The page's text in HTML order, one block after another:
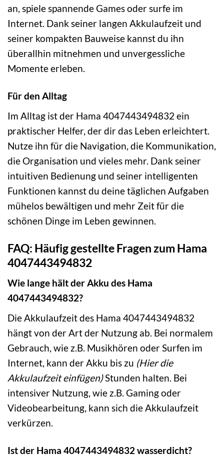
an, spiele spannende Games oder surfe im
Internet. Dank seiner langen Akkulaufzeit und
seiner kompakten Bauweise kannst du ihn
überallhin mitnehmen und unvergessliche
Momente erleben.
Für den Alltag
Im Alltag ist der Hama 4047443494832 ein
praktischer Helfer, der dir das Leben erleichtert.
Nutze ihn für die Navigation, die Kommunikation,
die Organisation und vieles mehr. Dank seiner
intuitiven Bedienung und seiner intelligenten
Funktionen kannst du deine täglichen Aufgaben
mühelos bewältigen und mehr Zeit für die
schönen Dinge im Leben gewinnen.
FAQ: Häufig gestellte Fragen zum Hama
4047443494832
Wie lange hält der Akku des Hama
4047443494832?
Die Akkulaufzeit des Hama 4047443494832
hängt von der Art der Nutzung ab. Bei normalem
Gebrauch, wie z.B. Musikhören oder Surfen im
Internet, kann der Akku bis zu (Hier die
Akkulaufzeit einfügen)Stunden halten. Bei
intensiver Nutzung, wie z.B. Gaming oder
Videobearbeitung, kann sich die Akkulaufzeit
verkürzen.
Ist der Hama 4047443494832 wasserdicht?